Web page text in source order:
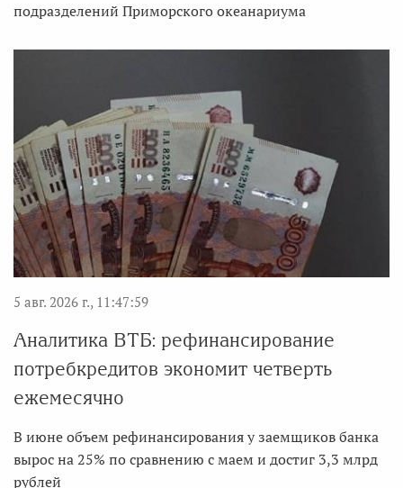
подразделений Приморского океанариума
5 авг. 2026 г., 11:47:59
Аналитика ВТБ: рефинансирование
потребкредитов экономит четверть
ежемесячно
В июне объем рефинансирования у заемщиков банка
вырос на 25% по сравнению с маем и достиг 3,3 млрд
рублей